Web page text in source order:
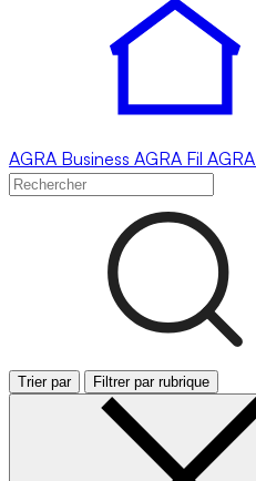
AGRA Business AGRA Fil AGRA
Trier par Filtrer par rubrique